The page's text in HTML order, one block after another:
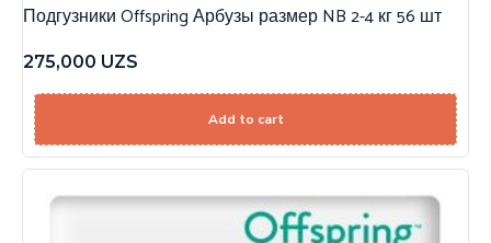
Подгузники Offspring Арбузы размер NB 2-4 кг 56 шт
275,000 UZS
Add to cart